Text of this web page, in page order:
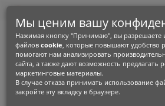
+38
+38
Каталог
Мы ценим вашу
Нажимая кнопку "Принимаю", вы разрешаете
файловcookie, которые повышают удобство
помогают нам анализировать
сайта, а также дают возможность предлагать
маркетинговые материалы.
В случае отказа принимать использование
закройте эту вкладку в браузере.